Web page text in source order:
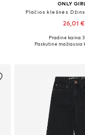
ONLY
Plačios klešnės
26,01 €
Yra daugybė
Pradinė kaina:
Paskutinė mažiausia